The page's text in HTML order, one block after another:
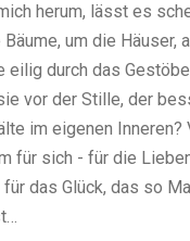
herum, lässt es
um die Häuser,
eilig durch das
vor der Stille, der
im eigenen Inneren?
für sich - für die
das Glück, das so